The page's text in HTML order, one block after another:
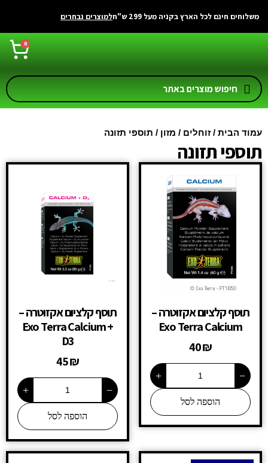
משלוחים חינם לכל הארץ בקניה מעל 299 ש"ח למוצרים נבחרים
0
עמוד הבית /זוחלים / מזון / תוספי תזונה
תוספי תזונה
תוסף קלציום אקזוטרה –
Exo Terra Calcium
40₪
−
+
הוספה לסל
תוסף קלציום אקזוטרה –
Exo Terra Calcium +
D3
45₪
−
+
הוספה לסל